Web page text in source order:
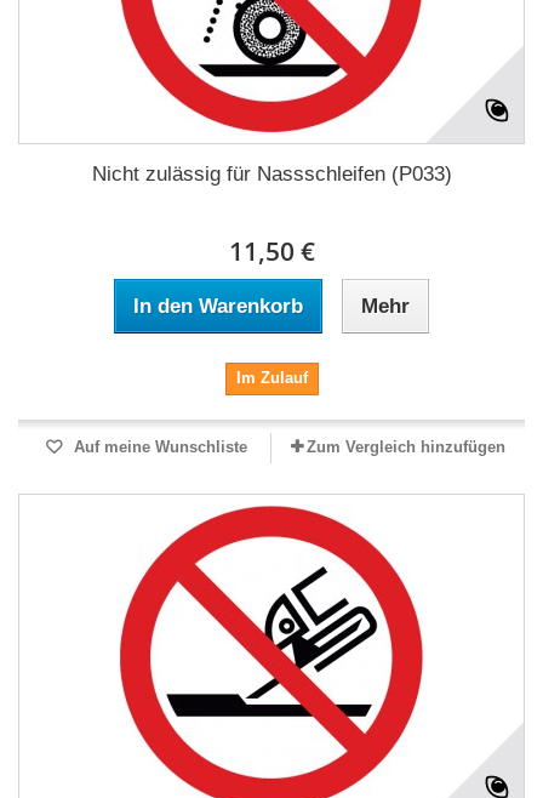
Nicht zulässig für Nassschleifen (P033)
11,50 €
In den Warenkorb Mehr
Im Zulauf
Auf meine Wunschliste Zum Vergleich hinzufügen